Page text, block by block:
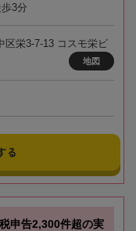
3分
区栄3-7-13 コスモ栄ビ
地図
る
申告2,300件超の実